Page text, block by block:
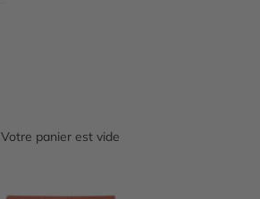
Votre panier est vide